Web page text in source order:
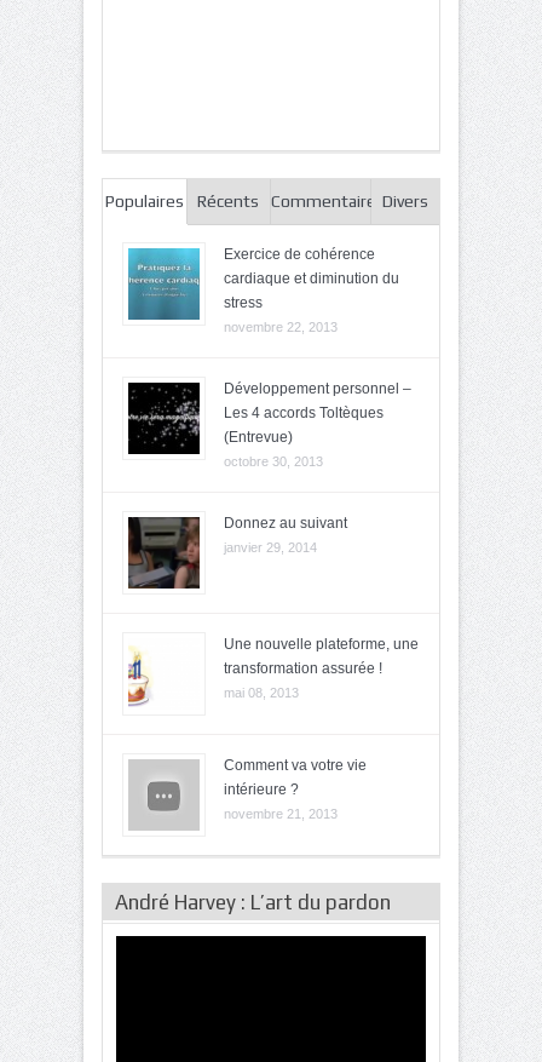
Populaires Récents CommentairesDivers
Exercice de cohérence
cardiaque et diminution du
stress
novembre 22, 2013
Développement personnel –
Les 4 accords Toltèques
(Entrevue)
octobre 30, 2013
Donnez au suivant
janvier 29, 2014
Une nouvelle plateforme, une
transformation assurée !
mai 08, 2013
Comment va votre vie
intérieure ?
novembre 21, 2013
André Harvey : L’art du pardon